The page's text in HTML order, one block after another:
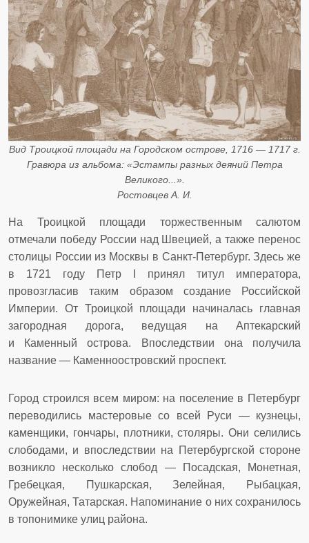
Вид Троицкой площади на Городском острове, 1716 — 1717 г.
Гравюра из альбома: «Эстампы разных деяний Петра
Великого...».
Ростовцев А. И.
На Троицкой площади торжественным салютом
отмечали победу России над Швецией, а также перенос
столицы России из Москвы в Санкт-Петербург. Здесь же
в 1721 году Петр I принял титул императора,
провозгласив таким образом создание Российской
Империи. От Троицкой площади начиналась главная
загородная дорога, ведущая на Аптекарский
и Каменный острова. Впоследствии она получила
название — Каменноостровский проспект.
Город строился всем миром: на поселение в Петербург
переводились мастеровые со всей Руси — кузнецы,
каменщики, гончары, плотники, столяры. Они селились
слободами, и впоследствии на Петербургской стороне
возникло несколько слобод — Посадская, Монетная,
Гребецкая, Пушкарская, Зелейная, Рыбацкая,
Оружейная, Татарская. Напоминание о них сохранилось
в топонимике улиц района.